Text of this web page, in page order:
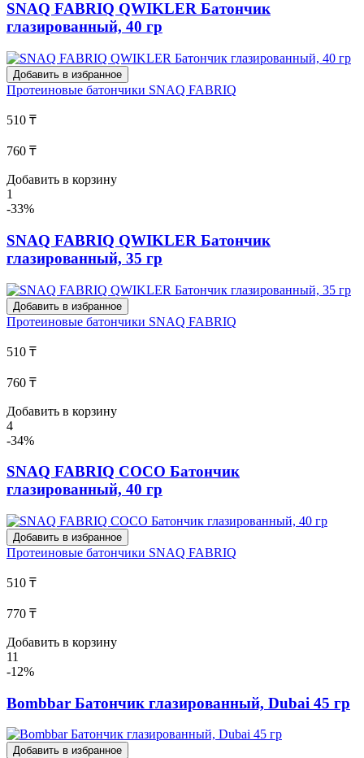
SNAQ FABRIQ QWIKLER Батончик
глазированный, 40 гр
Добавить в избранное
Протеиновые батончики SNAQ FABRIQ
510 ₸
760 ₸
Добавить в корзину
1
-33%
SNAQ FABRIQ QWIKLER Батончик
глазированный, 35 гр
Добавить в избранное
Протеиновые батончики SNAQ FABRIQ
510 ₸
760 ₸
Добавить в корзину
4
-34%
SNAQ FABRIQ COCO Батончик
глазированный, 40 гр
Добавить в избранное
Протеиновые батончики SNAQ FABRIQ
510 ₸
770 ₸
Добавить в корзину
11
-12%
Bombbar Батончик глазированный, Dubai 45 гр
Добавить в избранное